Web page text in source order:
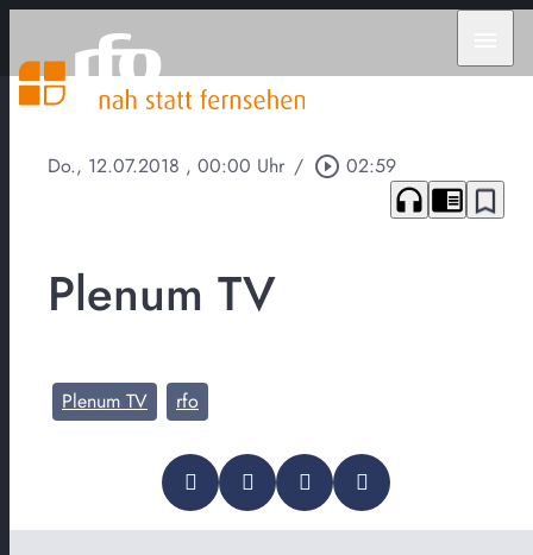
Do., 12.07.2018 , 00:00 Uhr / play_circle_outline 02:59
headphones chrome_reader_mode bookmark_border
Plenum TV
Plenum TV rfo